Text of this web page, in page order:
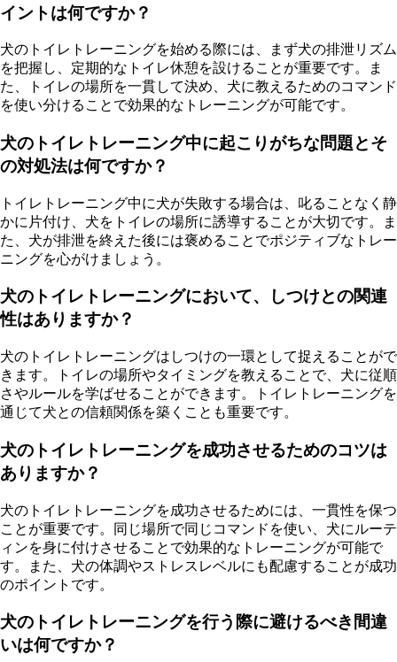
イントは何ですか？
犬のトイレトレーニングを始める際には、まず犬の排泄リズム
を把握し、定期的なトイレ休憩を設けることが重要です。ま
た、トイレの場所を一貫して決め、犬に教えるためのコマンド
を使い分けることで効果的なトレーニングが可能です。
犬のトイレトレーニング中に起こりがちな問題とそ
の対処法は何ですか？
トイレトレーニング中に犬が失敗する場合は、叱ることなく静
かに片付け、犬をトイレの場所に誘導することが大切です。ま
た、犬が排泄を終えた後には褒めることでポジティブなトレー
ニングを心がけましょう。
犬のトイレトレーニングにおいて、しつけとの関連
性はありますか？
犬のトイレトレーニングはしつけの一環として捉えることがで
きます。トイレの場所やタイミングを教えることで、犬に従順
さやルールを学ばせることができます。トイレトレーニングを
通じて犬との信頼関係を築くことも重要です。
犬のトイレトレーニングを成功させるためのコツは
ありますか？
犬のトイレトレーニングを成功させるためには、一貫性を保つ
ことが重要です。同じ場所で同じコマンドを使い、犬にルーテ
ィンを身に付けさせることで効果的なトレーニングが可能で
す。また、犬の体調やストレスレベルにも配慮することが成功
のポイントです。
犬のトイレトレーニングを行う際に避けるべき間違
いは何ですか？